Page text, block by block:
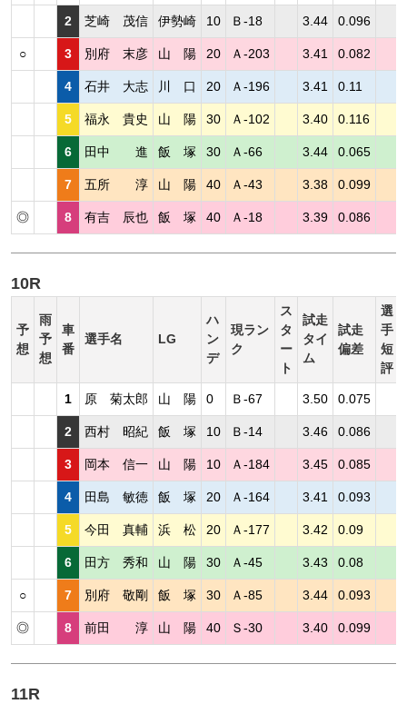
2 芝崎 茂信 伊勢崎 10 Ｂ-18 3.44 0.096
○ 3 別府 末彦 山 陽 20 Ａ-203 3.41 0.082
4 石井 大志 川 口 20 Ａ-196 3.41 0.11
5 福永 貴史 山 陽 30 Ａ-102 3.40 0.116
6 田中 進 飯 塚 30 Ａ-66 3.44 0.065
7 五所 淳 山 陽 40 Ａ-43 3.38 0.099
◎ 8 有吉 辰也 飯 塚 40 Ａ-18 3.39 0.086
10R
予
想
雨
予
想
車
番
選手名 LG
ハ
ン
デ
現ラン
ク
ス
タ
ー
ト
試走
タイ
ム
試走
偏差
選
手
短
評
1 原 菊太郎 山 陽 0 Ｂ-67 3.50 0.075
2 西村 昭紀 飯 塚 10 Ｂ-14 3.46 0.086
3 岡本 信一 山 陽 10 Ａ-184 3.45 0.085
4 田島 敏徳 飯 塚 20 Ａ-164 3.41 0.093
5 今田 真輔 浜 松 20 Ａ-177 3.42 0.09
6 田方 秀和 山 陽 30 Ａ-45 3.43 0.08
○ 7 別府 敬剛 飯 塚 30 Ａ-85 3.44 0.093
◎ 8 前田 淳 山 陽 40 Ｓ-30 3.40 0.099
11R